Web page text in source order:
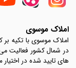
املاک موسوی
املاک موسوی با تکیه
در شمال کشور فعالیت می
های تایید شده در